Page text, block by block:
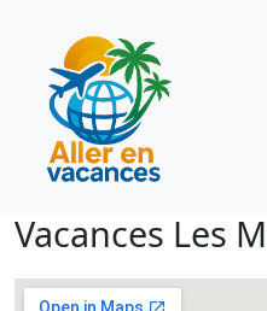
Vacances Les